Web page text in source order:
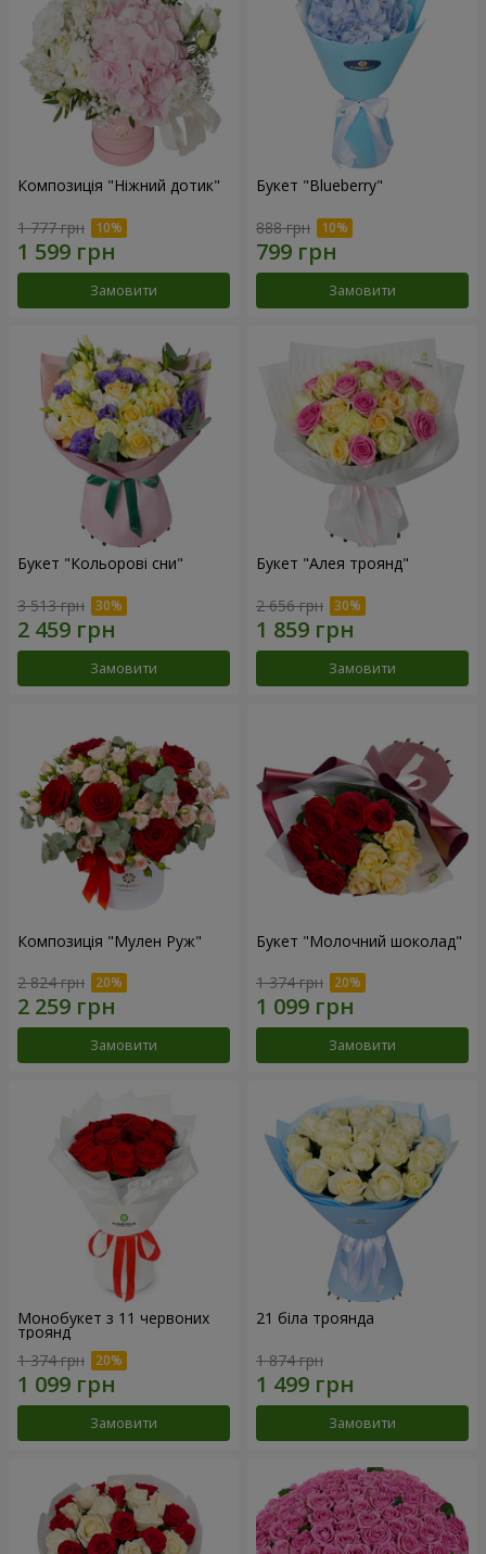
Композиція "Ніжний дотик"
1 777 грн
Замовити
Букет "Blueberry"
888 грн
Замовити
Букет "Кольорові сни"
3 513 грн
Замовити
Букет "Алея троянд"
2 656 грн
Замовити
Композиція "Мулен Руж"
2 824 грн
Замовити
Букет "Молочний шоколад"
1 374 грн
Замовити
Монобукет з 11 червоних
троянд
1 374 грн
Замовити
21 біла троянда
1 874 грн
Замовити